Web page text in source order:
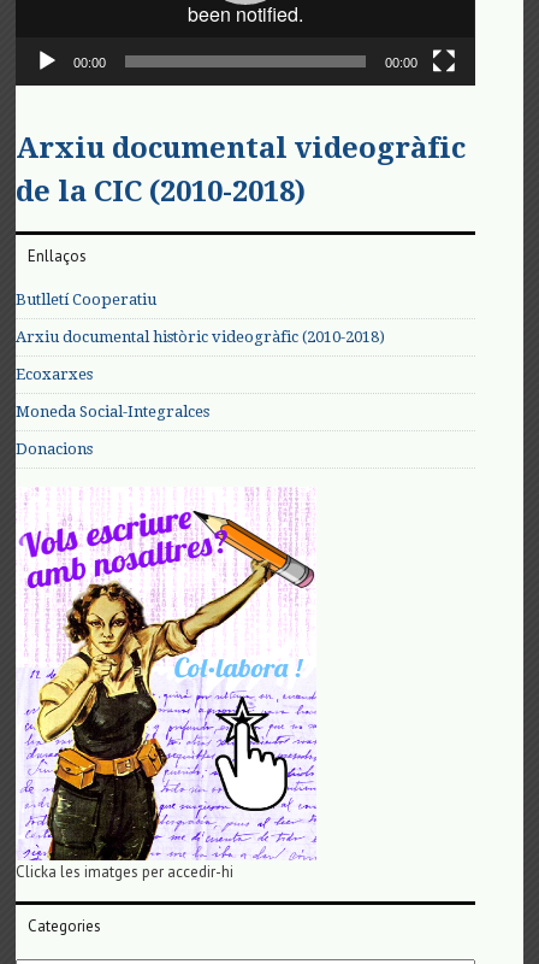
00:00 00:00
Arxiu documental videogràfic
de la CIC (2010-2018)
Enllaços
Butlletí Cooperatiu
Arxiu documental històric videogràfic (2010-2018)
Ecoxarxes
Moneda Social-Integralces
Donacions
Clicka les imatges per accedir-hi
Categories